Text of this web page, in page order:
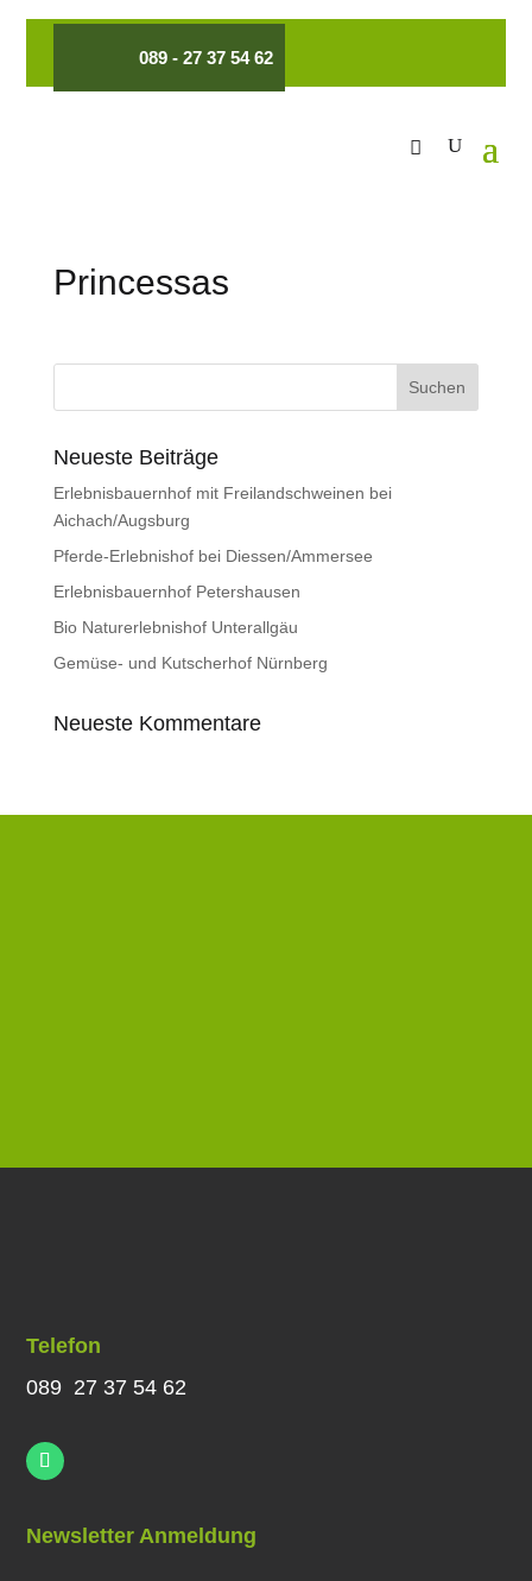
089 - 27 37 54 62
Princessas
Neueste Beiträge
Erlebnisbauernhof mit Freilandschweinen bei
Aichach/Augsburg
Pferde-Erlebnishof bei Diessen/Ammersee
Erlebnisbauernhof Petershausen
Bio Naturerlebnishof Unterallgäu
Gemüse- und Kutscherhof Nürnberg
Neueste Kommentare
Telefon
089 27 37 54 62
Newsletter Anmeldung